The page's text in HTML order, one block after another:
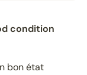
condition
bon état